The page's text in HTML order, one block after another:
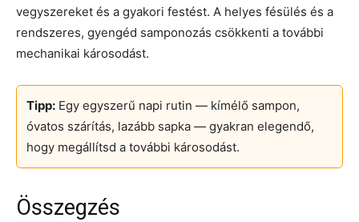
vegyszereket és a gyakori festést. A helyes fésülés és a
rendszeres, gyengéd samponozás csökkenti a további
mechanikai károsodást.
Tipp: Egy egyszerű napi rutin — kímélő sampon,
óvatos szárítás, lazább sapka — gyakran elegendő,
hogy megállítsd a további károsodást.
Összegzés